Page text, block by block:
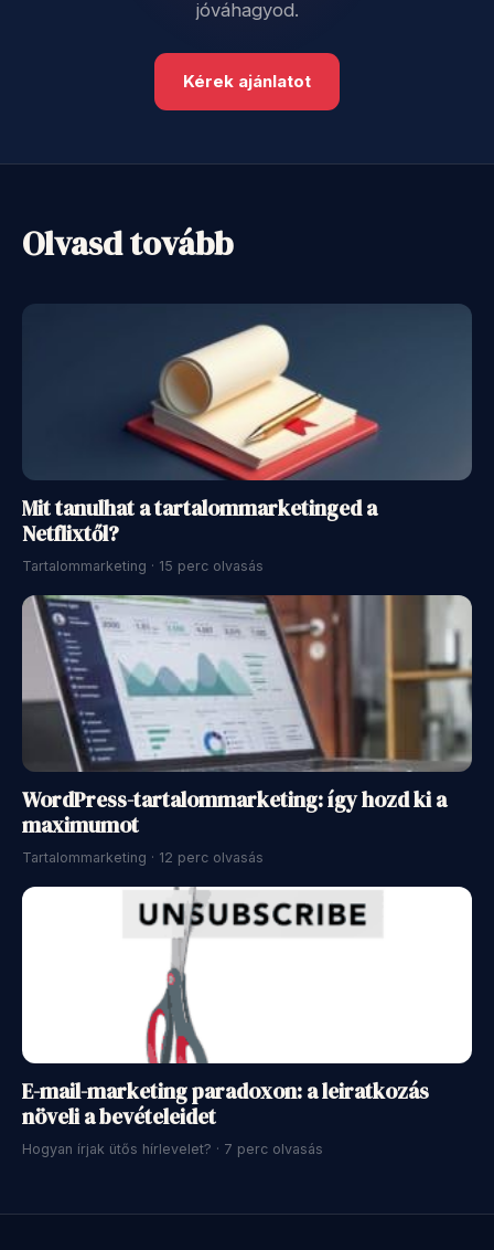
jóváhagyod.
Kérek ajánlatot
Olvasd tovább
Mit tanulhat a tartalommarketinged a
Netflixtől?
Tartalommarketing · 15 perc olvasás
WordPress-tartalommarketing: így hozd ki a
maximumot
Tartalommarketing · 12 perc olvasás
E-mail-marketing paradoxon: a leiratkozás
növeli a bevételeidet
Hogyan írjak ütős hírlevelet? · 7 perc olvasás